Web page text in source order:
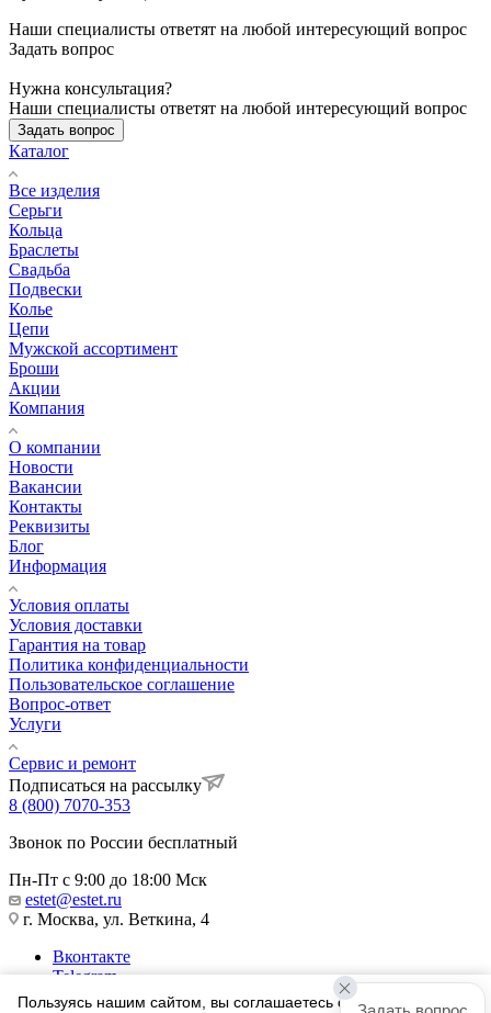
Наши специалисты ответят на любой интересующий вопрос
Задать вопрос
Нужна консультация?
Наши специалисты ответят на любой интересующий вопрос
Задать вопрос
Каталог
Все изделия
Серьги
Кольца
Браслеты
Свадьба
Подвески
Колье
Цепи
Мужской ассортимент
Броши
Акции
Компания
О компании
Новости
Вакансии
Контакты
Реквизиты
Блог
Информация
Условия оплаты
Условия доставки
Гарантия на товар
Политика конфиденциальности
Пользовательское соглашение
Вопрос-ответ
Услуги
Сервис и ремонт
Подписаться на рассылку
8 (800) 7070-353
Звонок по России бесплатный
Пн-Пт с 9:00 до 18:00 Мск
estet@estet.ru
г. Москва, ул. Веткина, 4
Вконтакте
Telegram
Одноклассники
Пользуясь нашим сайтом, вы соглашаетесь с тем, что мы